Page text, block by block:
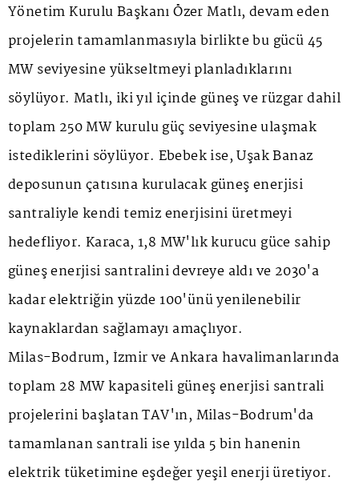
Yönetim Kurulu Başkanı Özer Matlı, devam eden
projelerin tamamlanmasıyla birlikte bu gücü 45
MW seviyesine yükseltmeyi planladıklarını
söylüyor. Matlı, iki yıl içinde güneş ve rüzgar dahil
toplam 250 MW kurulu güç seviyesine ulaşmak
istediklerini söylüyor. Ebebek ise, Uşak Banaz
deposunun çatısına kurulacak güneş enerjisi
santraliyle kendi temiz enerjisini üretmeyi
hedefliyor. Karaca, 1,8 MW'lık kurucu güce sahip
güneş enerjisi santralini devreye aldı ve 2030'a
kadar elektriğin yüzde 100'ünü yenilenebilir
kaynaklardan sağlamayı amaçlıyor.
Milas-Bodrum, İzmir ve Ankara havalimanlarında
toplam 28 MW kapasiteli güneş enerjisi santrali
projelerini başlatan TAV'ın, Milas-Bodrum'da
tamamlanan santrali ise yılda 5 bin hanenin
elektrik tüketimine eşdeğer yeşil enerji üretiyor.